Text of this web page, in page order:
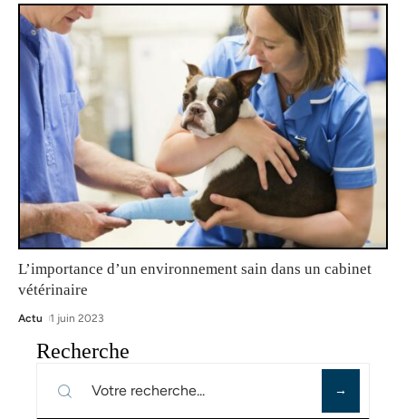
L’importance d’un environnement sain dans un cabinet
vétérinaire
Actu 1 juin 2023
Recherche